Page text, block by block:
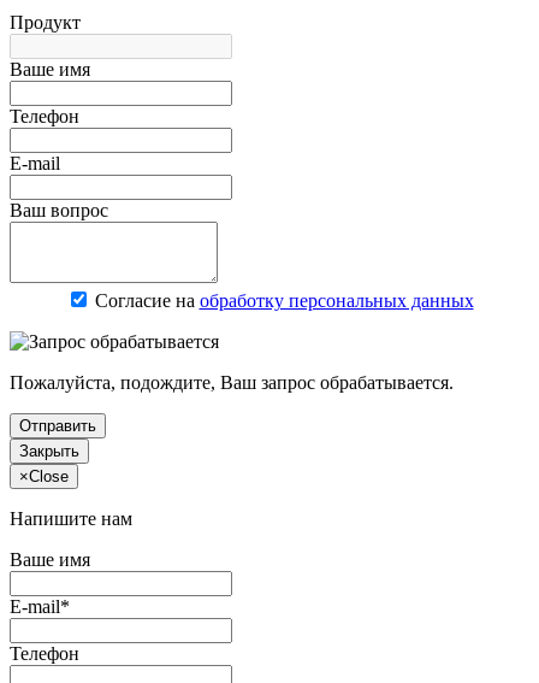
Продукт
Ваше имя
Телефон
E-mail
Ваш вопрос
Согласие на обработку персональных данных
Пожалуйста, подождите, Ваш запрос обрабатывается.
Отправить
Закрыть
×Close
Напишите нам
Ваше имя
E-mail*
Телефон